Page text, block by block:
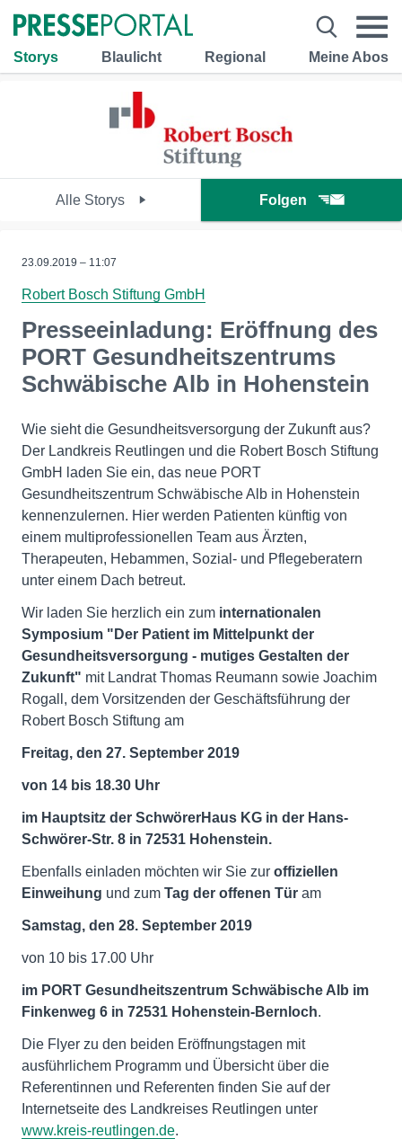
Storys Blaulicht Regional Meine Abos
Alle Storys Folgen
23.09.2019 – 11:07
Robert Bosch Stiftung GmbH
Presseeinladung: Eröffnung des
PORT Gesundheitszentrums
Schwäbische Alb in Hohenstein
Wie sieht die Gesundheitsversorgung der Zukunft aus?
Der Landkreis Reutlingen und die Robert Bosch Stiftung
GmbH laden Sie ein, das neue PORT
Gesundheitszentrum Schwäbische Alb in Hohenstein
kennenzulernen. Hier werden Patienten künftig von
einem multiprofessionellen Team aus Ärzten,
Therapeuten, Hebammen, Sozial- und Pflegeberatern
unter einem Dach betreut.
Wir laden Sie herzlich ein zum internationalen
Symposium "Der Patient im Mittelpunkt der
Gesundheitsversorgung - mutiges Gestalten der
Zukunft" mit Landrat Thomas Reumann sowie Joachim
Rogall, dem Vorsitzenden der Geschäftsführung der
Robert Bosch Stiftung am
Freitag, den 27. September 2019
von 14 bis 18.30 Uhr
im Hauptsitz der SchwörerHaus KG in der Hans-
Schwörer-Str. 8 in 72531 Hohenstein.
Ebenfalls einladen möchten wir Sie zur offiziellen
Einweihung und zum Tag der offenen Tür am
Samstag, den 28. September 2019
von 10 bis 17.00 Uhr
im PORT Gesundheitszentrum Schwäbische Alb im
Finkenweg 6 in 72531 Hohenstein-Bernloch.
Die Flyer zu den beiden Eröffnungstagen mit
ausführlichem Programm und Übersicht über die
Referentinnen und Referenten finden Sie auf der
Internetseite des Landkreises Reutlingen unter
www.kreis-reutlingen.de.